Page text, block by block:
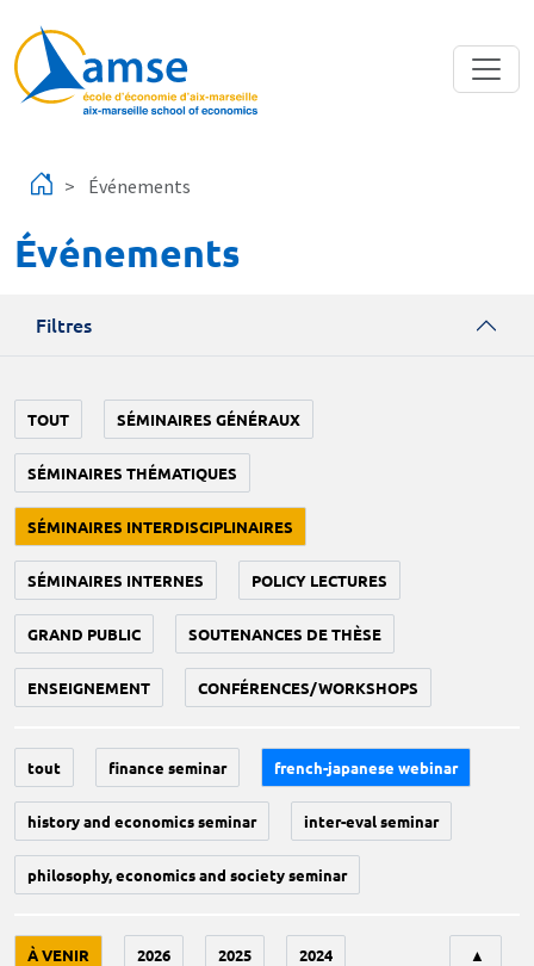
Événements
Événements
Filtres
TOUT SÉMINAIRES GÉNÉRAUX
SÉMINAIRES THÉMATIQUES
SÉMINAIRES INTERDISCIPLINAIRES
SÉMINAIRES INTERNES POLICY LECTURES
GRAND PUBLIC SOUTENANCES DE THÈSE
ENSEIGNEMENT CONFÉRENCES/WORKSHOPS
tout finance seminar french-japanese webinar
history and economics seminar inter-eval seminar
philosophy, economics and society seminar
À VENIR 2026 2025 2024 ▲